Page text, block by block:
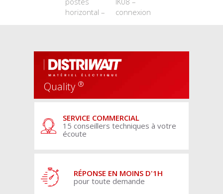
horizontal –
connexion
Quality ®
SERVICE COMMERCIAL
15 conseillers techniques à votre
écoute
RÉPONSE EN MOINS D'1H
pour toute demande